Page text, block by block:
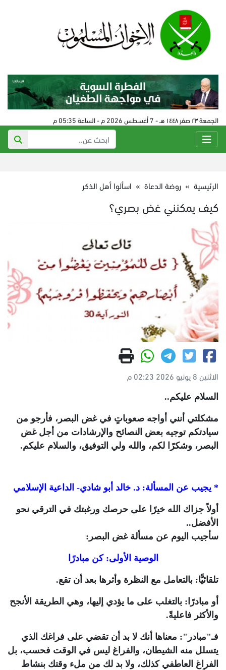
الجمعة ٢٣ صفر ١٤٤٨ هـ - 7 أغسطس 2026 م - الساعة 05:35 م
الرئيسية » روضة الدعاة » اسألوا أهل الذكر
كيف يمكنني غض بصري؟
الاثنين 8 يونيو 2026 02:23 م
السلام عليكم..
مشكلتي أنني أواجه صعوباتٍ في غض البصر، فأرجو من
سيادتكم توجيه بعض النصائح والإرشادات من أجل غض
البصر، وشكرًا لكم، والله ولي التوفيق، والسلام عليكم.
* يجيب عن المسألة: د. خالد أبو شادي- الداعية الإسلامي
أولاً جزاك الله خيرًا على حرصك ورغبتك في الترقي نحو
الأفضل..
سأجيب اليوم عن مسألة غض البصر:
الوصية الأولى: كن مبادرًا
تلقائيًّا: بالتعامل مع النظرة وأثرها بعد أن تقع.
أو مبادرًا: بالتغلب على ما يؤدي إليها، وهي الطريقة الأنجح
والأكثر فاعليةً.
فـ"مبادر": معناها أنك لا بد أن تقضي على فراغك الذي
يتسلل منه الشيطان، والفراغ ليس في الوقت فحسب، بل
الفراغ العاطفي كذلك، ولا بد لك من ملء وقتك بنشاط